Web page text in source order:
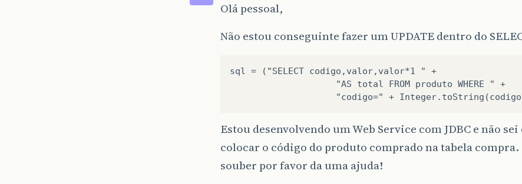
Olá pessoal,
Não estou conseguinte fazer um UPDATE dentro do
sql = ("SELECT codigo,valor,valor*1 " +
                    "AS total FROM produto WHERE " +
Estou desenvolvendo um Web Service com JDBC e não
colocar o código do produto comprado na tabela compra.
souber por favor da uma ajuda!